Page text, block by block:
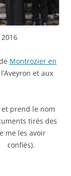
Montrozier en
et aux
et prend le nom
tirés des
me les avoir
confiés).